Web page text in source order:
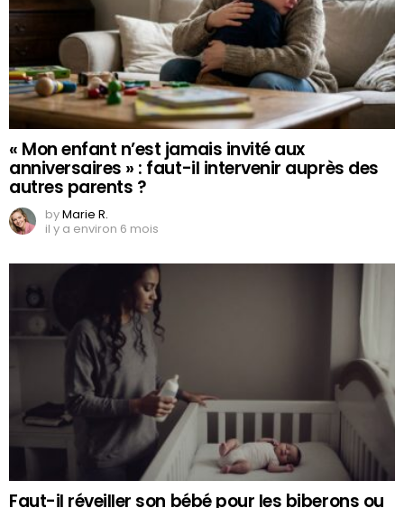
« Mon enfant n’est jamais invité aux
anniversaires » : faut-il intervenir auprès des
autres parents ?
byMarie R.
il y a environ 6 mois
Faut-il réveiller son bébé pour les biberons ou